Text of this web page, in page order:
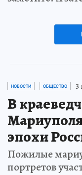
НОВОСТИ ОБЩЕСТВО 3
В
эпохи
Пожилые
портретов